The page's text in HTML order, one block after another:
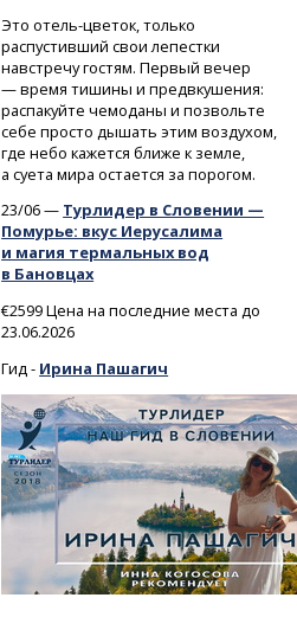
Этоотель-цветок, только
распустивший свои лепестки
навстречу гостям. Первый вечер
— время тишины и предвкушения:
распакуйте чемоданы и позвольте
себе просто дышать этим воздухом,
где небо кажется ближе к земле,
а суета мира остается за порогом.
23/06 — Турлидер в Словении —
Помурье: вкус Иерусалима
и магия термальных вод
в Бановцах
€2599 Цена на последние места до
23.06.2026
Гид - Ирина Пашагич